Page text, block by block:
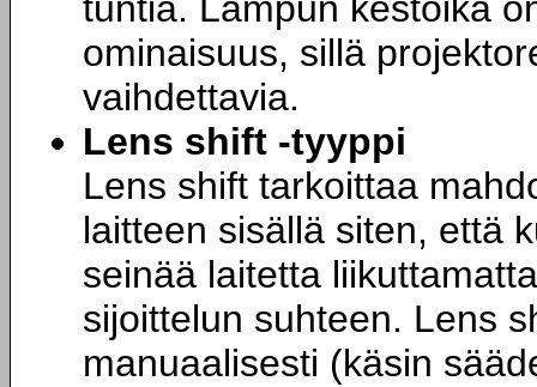
ominaisuus, sillä
vaihdettavia.
Lens shift -tyyppi
Lens shift tarkoittaa
laitteen sisällä siten, että
seinää laitetta
sijoittelun suhteen. Lens
manuaalisesti (käsin